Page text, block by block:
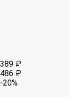
389 ₽
486 ₽
-20%